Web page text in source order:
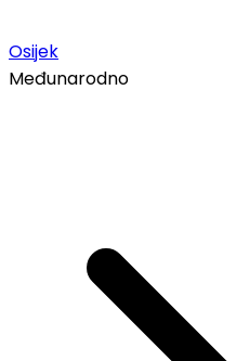
Osijek
Međunarodno